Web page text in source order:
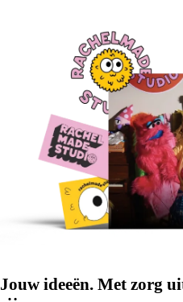
Jouw ideeën. Met zorg